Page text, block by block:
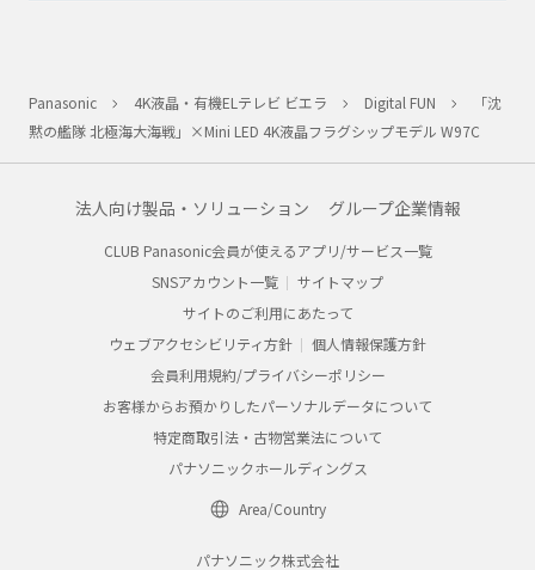
Panasonic 4K液晶・有機ELテレビ ビエラ Digital FUN
「沈
黙の艦隊 北極海大海戦」×Mini LED 4K液晶フラグシップモデル W97C
法人向け製品・ソリューション グループ企業情報
CLUB Panasonic会員が使えるアプリ/サービス一覧
SNSアカウント一覧
サイトマップ
サイトのご利用にあたって
ウェブアクセシビリティ方針
個人情報保護方針
会員利用規約/プライバシーポリシー
お客様からお預かりしたパーソナルデータについて
特定商取引法・古物営業法について
パナソニックホールディングス
Area/Country
パナソニック株式会社